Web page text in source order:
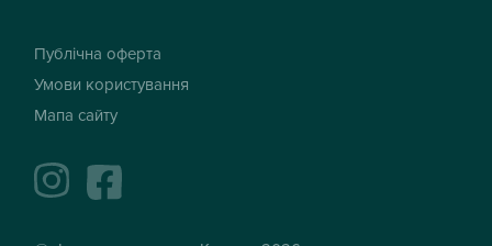
Публічна оферта
Умови користування
Мапа сайту
instagramfacebook